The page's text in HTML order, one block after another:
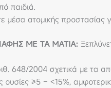
παιδιά.
μέσα ατομικής προστασίας
ΜΕ ΤΑ ΜΑΤΙΑ:
648/2004 σχετικά µε τα
ουσίες ≥5 – <15%,